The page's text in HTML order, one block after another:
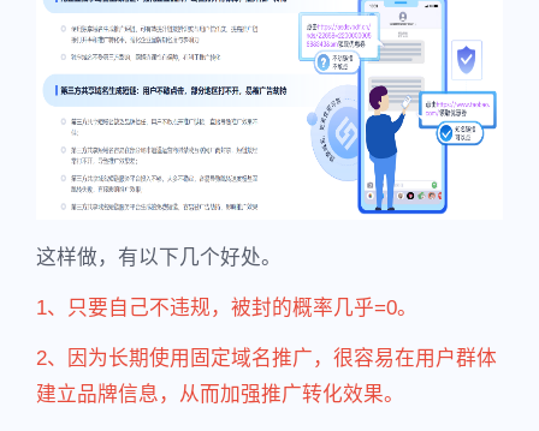
这样做，有以下几个好处。
1、只要自己不违规，被封的概率几乎=0。
2、因为长期使用固定域名推广，很容易在用户群体
建立品牌信息，从而加强推广转化效果。